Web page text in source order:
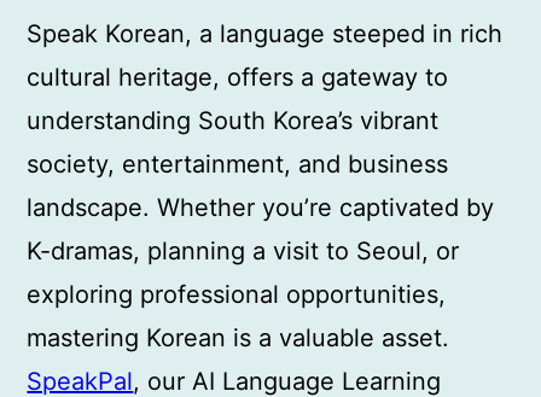
Speak Korean, a language steeped in rich
cultural heritage, offers a gateway to
understanding South Korea’s vibrant
society, entertainment, and business
landscape. Whether you’re captivated by
K-dramas, planning a visit to Seoul, or
exploring professional opportunities,
mastering Korean is a valuable asset.
SpeakPal, our AI Language Learning